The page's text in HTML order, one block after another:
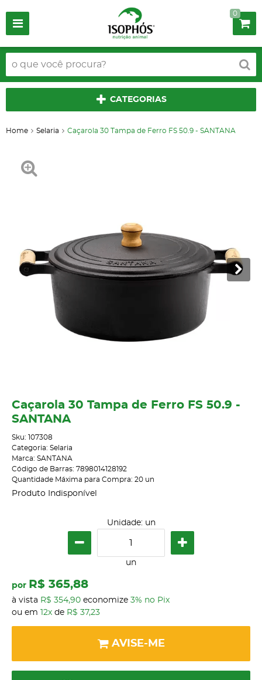
0
CATEGORIAS
Home Selaria Caçarola 30 Tampa de Ferro FS 50.9 - SANTANA
Caçarola 30 Tampa de Ferro FS 50.9 -
SANTANA
Sku: 107308
Categoria: Selaria
Marca: SANTANA
Código de Barras: 7898014128192
Quantidade Máxima para Compra: 20 un
Produto Indisponível
Unidade: un
un
por R$ 365,88
à vista R$ 354,90 economize 3% no Pix
ou em
12x de R$ 37,23
AVISE-ME